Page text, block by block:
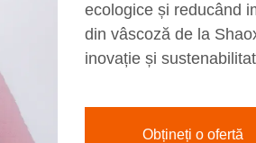
ecologice și reducând
din vâscoză de la
inovație și
Obțineți o ofertă